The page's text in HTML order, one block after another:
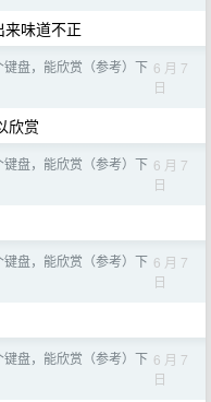
味道不正
键盘，能欣赏（参考）下 6 月 7
日
欣赏
键盘，能欣赏（参考）下 6 月 7
日
键盘，能欣赏（参考）下 6 月 7
日
键盘，能欣赏（参考）下 6 月 7
日